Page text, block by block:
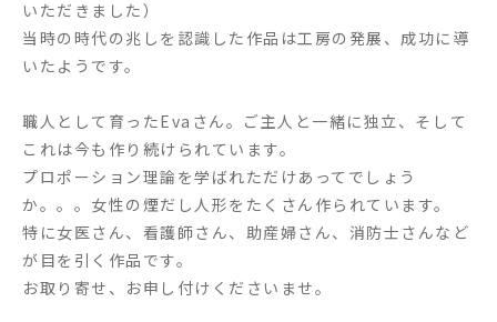
いただきました）
当時の時代の兆しを認識した作品は工房の発展、成功に導
いたようです。
職人として育ったEvaさん。ご主人と一緒に独立、そして
これは今も作り続けられています。
プロポーション理論を学ばれただけあってでしょう
か。。。女性の煙だし人形をたくさん作られています。
特に女医さん、看護師さん、助産婦さん、消防士さんなど
が目を引く作品です。
お取り寄せ、お申し付けくださいませ。